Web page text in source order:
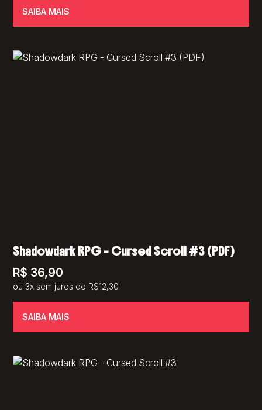
SAIBA MAIS
Shadowdark RPG – Cursed Scroll #3 (PDF)
R$ 36,90
ou 3x sem juros de R$12,30
SAIBA MAIS